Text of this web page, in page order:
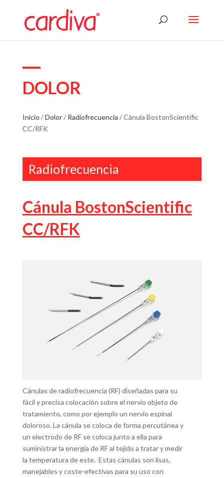
DOLOR
Inicio /Dolor/ Radiofrecuencia / Cánula BostonScientific
CC/RFK
Radiofrecuencia
Cánula BostonScientific
CC/RFK
Cánulas de radiofrecuencia (RF) diseñadas para su
fácil y precisa colocación sobre el nervio objeto de
tratamiento, como por ejemplo un nervio espinal
doloroso. La cánula se coloca de forma percutánea y
un electrodo de RF se coloca junto a ella para
suministrar la energía de RF al tejido a tratar y medir
la temperatura de este. Estas cánulas son lisas,
manejables y coste-efectivas para su uso con